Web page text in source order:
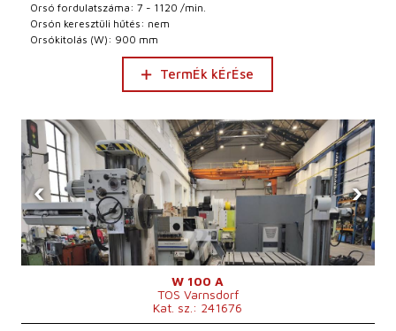
Orsó fordulatszáma: 7 - 1120 /min.
Orsón keresztüli hűtés: nem
Orsókitolás (W): 900 mm
TermÉk kÉrÉse
‹ ›
W 100 A
TOS Varnsdorf
Kat. sz.: 241676